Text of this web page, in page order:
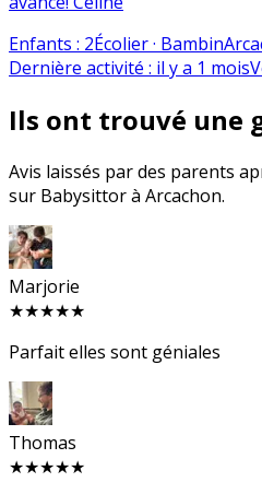
Enfants : 2Écolier · Bambin
Dernière activité : il y a 1 mois
Ils ont trouvé une
Avis laissés par des parents
sur Babysittor à Arcachon.
Marjorie
★★★★★
Parfait elles sont géniales
Thomas
★★★★★